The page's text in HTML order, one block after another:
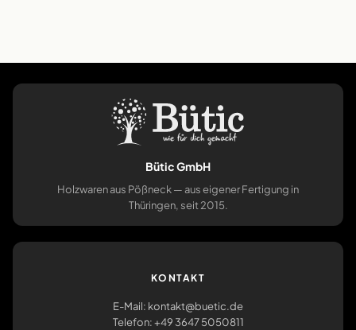
Bütic GmbH
Holzwaren aus Pößneck — aus eigener Fertigung in
Thüringen, seit 2015.
KONTAKT
E-Mail: kontakt@buetic.de
Telefon: +49 3647 5050811